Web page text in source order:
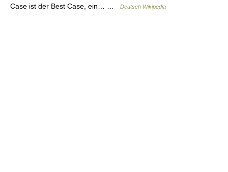
Case ist der Best Case, ein… …
Deutsch Wikipedia